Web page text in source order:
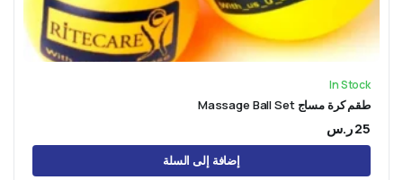
In Stock
طقم كرة مساج Massage Ball Set
25ر.س
إضافة إلى السلة